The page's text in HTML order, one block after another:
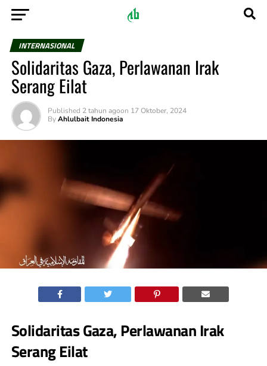
INTERNASIONAL
Solidaritas Gaza, Perlawanan Irak
Serang Eilat
Published 2 tahun agoon 17 Oktober, 2024
By Ahlulbait Indonesia
Solidaritas Gaza, Perlawanan Irak
Serang Eilat